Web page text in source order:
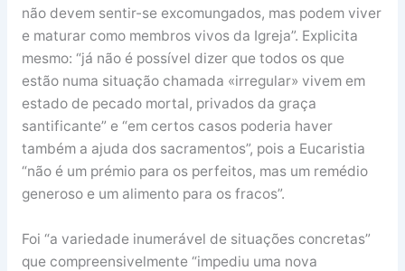
não devem sentir-se excomungados, mas podem viver
e maturar como membros vivos da Igreja”. Explicita
mesmo: “já não é possível dizer que todos os que
estão numa situação chamada «irregular» vivem em
estado de pecado mortal, privados da graça
santificante” e “em certos casos poderia haver
também a ajuda dos sacramentos”, pois a Eucaristia
“não é um prémio para os perfeitos, mas um remédio
generoso e um alimento para os fracos”.
Foi “a variedade inumerável de situações concretas”
que compreensivelmente “impediu uma nova